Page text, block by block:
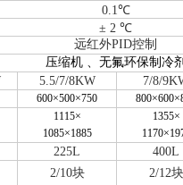
0.1℃
± 2 ℃
远红外PID控制
压缩机 、无氟环保制冷剂
5.5/7/8KW 7/8/
600×500×750 800×600×
1115×
1085×1885
1355×
1170×
225L 400L
2/10块 2/12块